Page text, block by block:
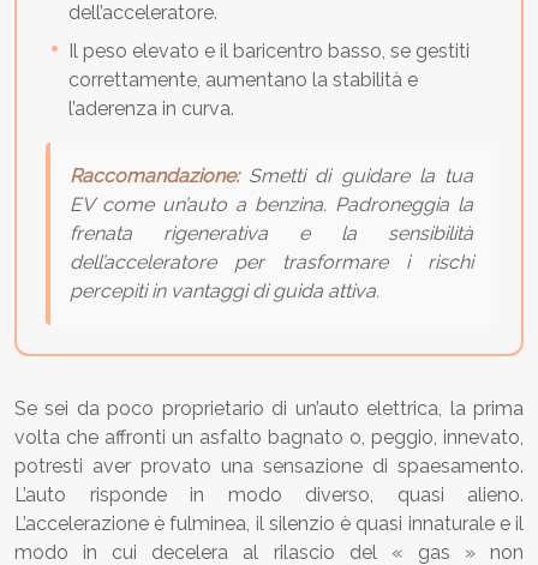
dell’acceleratore.
Il peso elevato e il baricentro basso, se gestiti
correttamente, aumentano la stabilità e
l’aderenza in curva.
Raccomandazione:Smetti di guidare la tua
EV come un’auto a benzina. Padroneggia la
frenata rigenerativa e la sensibilità
dell’acceleratore per trasformare i rischi
percepiti in vantaggi di guida attiva.
Se sei da poco proprietario di un’auto elettrica, la prima
volta che affronti un asfalto bagnato o, peggio, innevato,
potresti aver provato una sensazione di spaesamento.
L’auto risponde in modo diverso, quasi alieno.
L’accelerazione è fulminea, il silenzio è quasi innaturale e il
modo in cui decelera al rilascio del « gas » non